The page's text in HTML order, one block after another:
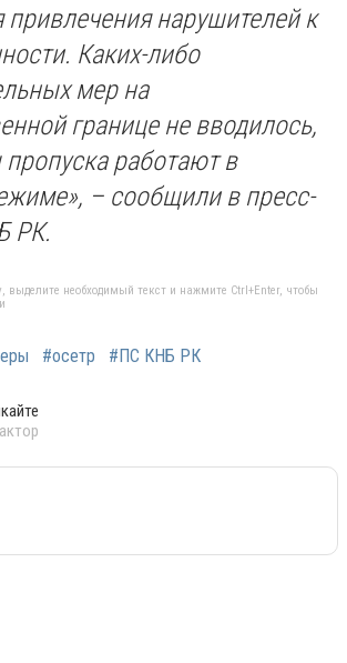
привлечения нарушителей к
Каких-либо
мер на
границе не вводилось,
пропуска работают в
– сообщили в пресс-
РК.
выделите необходимый текст и нажмите Ctrl+Enter, чтобы
#осетр #ПС КНБ РК